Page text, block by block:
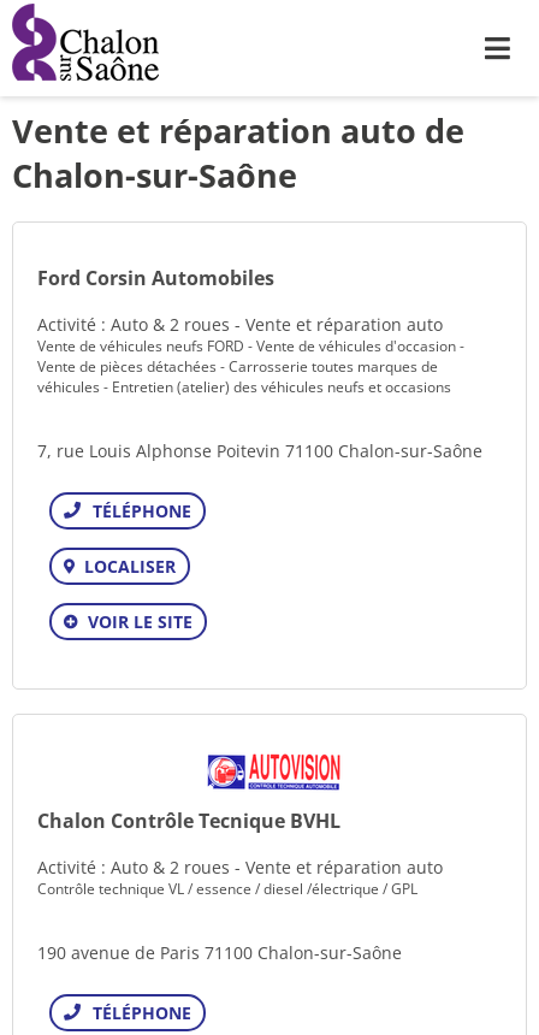
Vente et réparation auto de
Chalon-sur-Saône
Ford Corsin Automobiles
Activité : Auto & 2 roues - Vente et réparation auto
Vente de véhicules neufs FORD - Vente de véhicules d'occasion -
Vente de pièces détachées - Carrosserie toutes marques de
véhicules - Entretien (atelier) des véhicules neufs et occasions
7, rue Louis Alphonse Poitevin 71100 Chalon-sur-Saône
Téléphone
LOCALISER
VOIR LE SITE
Chalon Contrôle Tecnique BVHL
Activité : Auto & 2 roues - Vente et réparation auto
Contrôle technique VL / essence / diesel /électrique / GPL
190 avenue de Paris 71100 Chalon-sur-Saône
Téléphone